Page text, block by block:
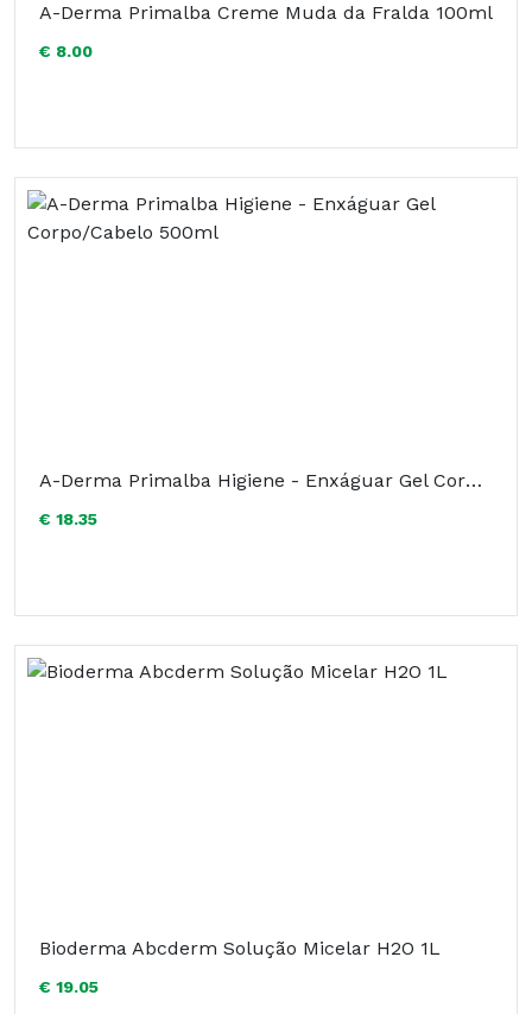
A-Derma Primalba Creme Muda da Fralda 100ml
€ 8.00
A-Derma Primalba Higiene - Enxáguar Gel Corpo/Cabelo 500ml
€ 18.35
Bioderma Abcderm Solução Micelar H2O 1L
€ 19.05